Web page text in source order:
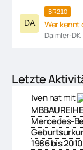
BR210
Wer kennt
Daimler-DK
Letzte
Ivenhat mit
Mercedes-
1986 bis 2010